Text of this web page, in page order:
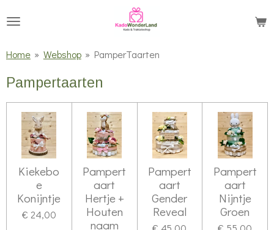
hoofdinhoud
Home » Webshop » PamperTaarten
Pampertaarten
Kiekebo
e
Konijntje
€ 24,00
Pampert
aart
Hertje +
Houten
naam
Pampert
aart
Gender
Reveal
Pampert
aart
Nijntje
Groen